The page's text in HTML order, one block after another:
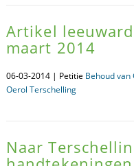
Artikel
maart 2014
06-03-2014 | Petitie Behoud
Oerol Terschelling
Naar